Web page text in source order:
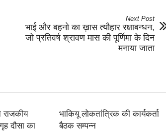
Next Post
भाई और बहनो का ख़ास त्यौहार रक्षाबन्धन,
जो प्रतिवर्ष श्रावण मास की पूर्णिमा के दिन
मनाया जाता
राजकीय
दौसा का
भाकियू लोकतांत्रिक की कार्यकर्ता
बैठक सम्पन्न